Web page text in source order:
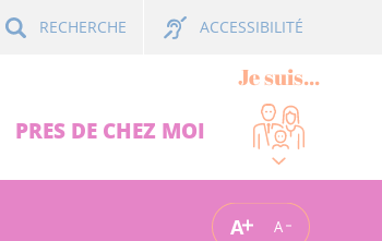
RECHERCHE ACCESSIBILITÉ
PRES DE CHEZ MOI
Je suis...
A A